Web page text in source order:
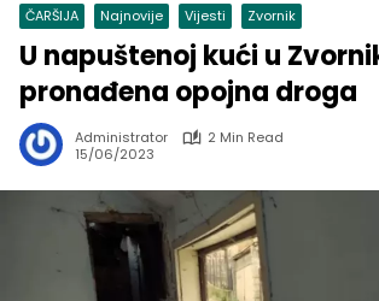
ČARŠIJA Najnovije Vijesti Zvornik
U napuštenoj kući u
pronađena opojna droga
Administrator
2 Min Read
15/06/2023